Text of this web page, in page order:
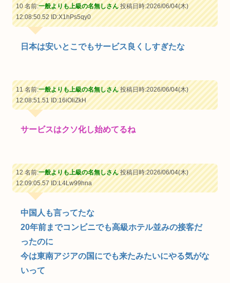
10 名前:一般よりも上級の名無しさん投稿日時:2026/06/04(木)
12:08:50.52ID:X1hPs5qy0
日本は安いとこでもサービス良くしすぎたな
11 名前:一般よりも上級の名無しさん投稿日時:2026/06/04(木)
12:08:51.51ID:16iOliZkH
サービスはクソ化し始めてるね
12 名前:一般よりも上級の名無しさん投稿日時:2026/06/04(木)
12:09:05.57ID:L4Lw99hna
中国人も言ってたな
20年前までコンビニでも高級ホテル並みの接客だ
ったのに
今は東南アジアの国にでも来たみたいにやる気がな
いって